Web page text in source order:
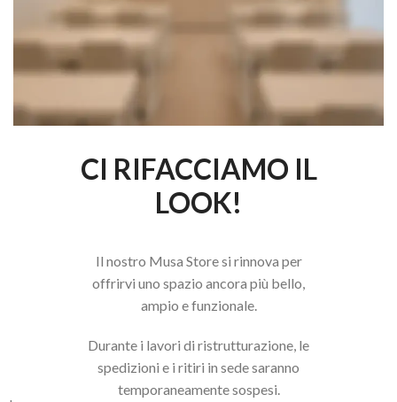
CI RIFACCIAMO IL
LOOK!
Il nostro Musa Store si rinnova per
offrirvi uno spazio ancora più bello,
ampio e funzionale.
Durante i lavori di ristrutturazione, le
spedizioni e i ritiri in sede saranno
temporaneamente sospesi.